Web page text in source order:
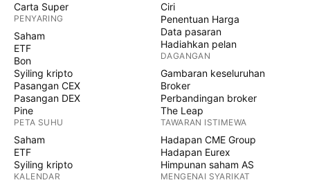
Carta Super
PENYARING
Saham
ETF
Bon
Syiling kripto
Pasangan CEX
Pasangan DEX
Pine
PETA SUHU
Saham
ETF
Syiling kripto
KALENDAR
Ciri
Penentuan Harga
Data pasaran
Hadiahkan pelan
DAGANGAN
Gambaran keseluruhan
Broker
Perbandingan broker
The Leap
TAWARAN ISTIMEWA
Hadapan CME Group
Hadapan Eurex
Himpunan saham AS
MENGENAI SYARIKAT